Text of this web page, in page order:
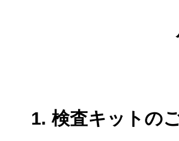
1. 検査キットの